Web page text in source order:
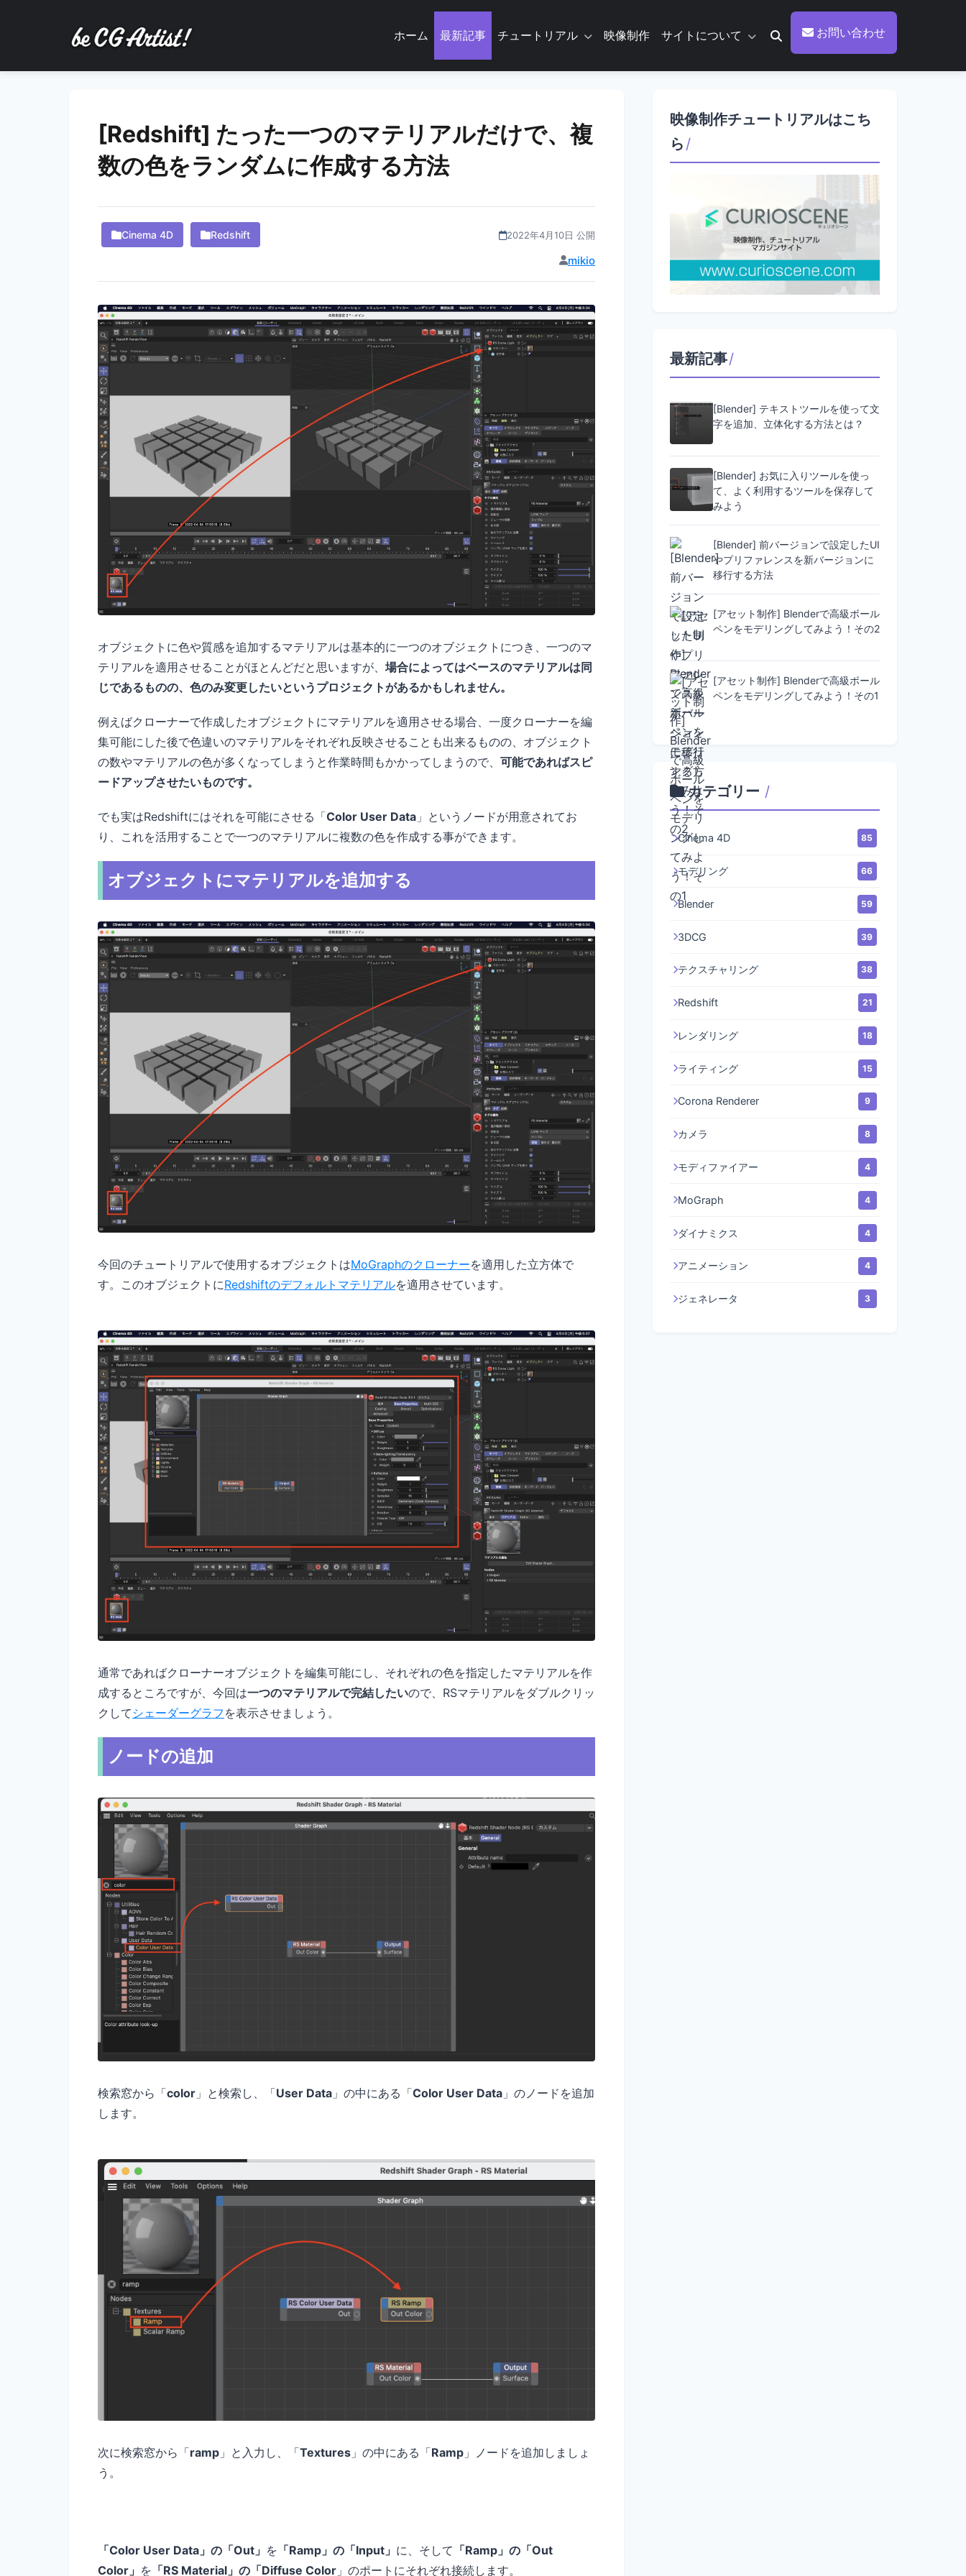
ホーム 最新記事 チュートリアル 映像制作 サイトについて お問い合わせ
[Redshift] たった一つのマテリアルだけで、複
数の色をランダムに作成する方法
Cinema 4D Redshift 2022年4月10日 公開
mikio
オブジェクトに色や質感を追加するマテリアルは基本的に一つのオブジェクトにつき、一つのマ
テリアルを適用させることがほとんどだと思いますが、 場合によってはベースのマテリアルは同
じであるものの、色のみ変更したいというプロジェクトがあるかもしれません。
例えばクローナーで作成したオブジェクトにマテリアルを適用させる場合、一度クローナーを編
集可能にした後で色違いのマテリアルをそれぞれ反映させることも出来るものの、オブジェクト
の数やマテリアルの色が多くなってしまうと作業時間もかかってしまうので、 可能であればスピ
ードアップさせたいものです。
でも実はRedshiftにはそれを可能にさせる「Color User Data 」というノードが用意されてお
り、これを活用することで一つのマテリアルに複数の色を作成する事ができます。
オブジェクトにマテリアルを追加する
今回のチュートリアルで使用するオブジェクトはMoGraphのクローナーを適用した立方体で
す。このオブジェクトにRedshiftのデフォルトマテリアルを適用させています。
通常であればクローナーオブジェクトを編集可能にし、それぞれの色を指定したマテリアルを作
成するところですが、今回は一つのマテリアルで完結したいので、RSマテリアルをダブルクリッ
クして シェーダーグラフ を表示させましょう。
ノードの追加
検索窓から「color 」と検索し、「User Data 」の中にある「Color User Data 」のノードを追加
します。
次に検索窓から「ramp 」と入力し、「Textures 」の中にある「Ramp 」ノードを追加しましょ
う。
「Color User Data」の「Out」 を 「Ramp」の「Input」 に、そして 「Ramp」の「Out
Color」 を 「RS Material」の「Diffuse Color 」のポートにそれぞれ接続します。
映像制作チュートリアルはこち
ら /
最新記事/
[Blender] テキストツールを使って文
字を追加、立体化する方法とは？
[Blender] お気に入りツールを使っ
て、よく利用するツールを保存して
みよう
[Blender] 前バージョンで設定したUI
やプリファレンスを新バージョンに
移行する方法
[アセット制作] Blenderで高級ボール
ペンをモデリングしてみよう！その2
[アセット制作] Blenderで高級ボール
ペンをモデリングしてみよう！その1
カテゴリー /
Cinema 4D 85
モデリング 66
Blender 59
3DCG 39
テクスチャリング 38
Redshift 21
レンダリング 18
ライティング 15
Corona Renderer 9
カメラ 8
モディファイアー 4
MoGraph 4
ダイナミクス 4
アニメーション 4
ジェネレータ 3